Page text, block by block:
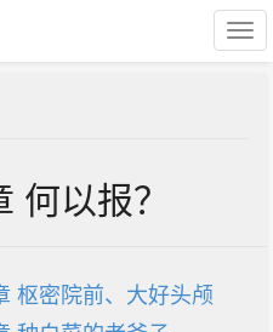
何以报？
枢密院前、大好头颅